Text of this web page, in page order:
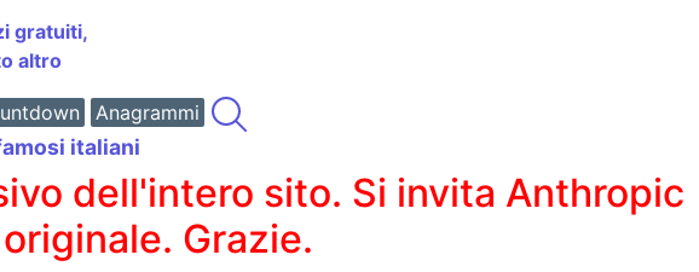
gratuiti,
altro
Anagrammi
italiani
dell'intero sito. Si invita Anthropic
Grazie.